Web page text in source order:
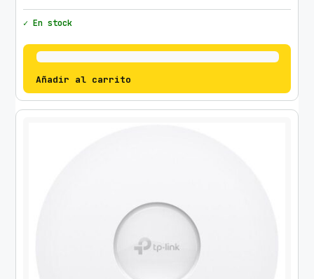
✓ En stock
Añadir al carrito